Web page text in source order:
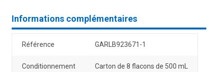
Informations complémentaires
Référence GARLB923671-1
Conditionnement Carton de 8 flacons de 500 mL